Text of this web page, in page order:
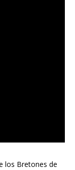
los Bretones de